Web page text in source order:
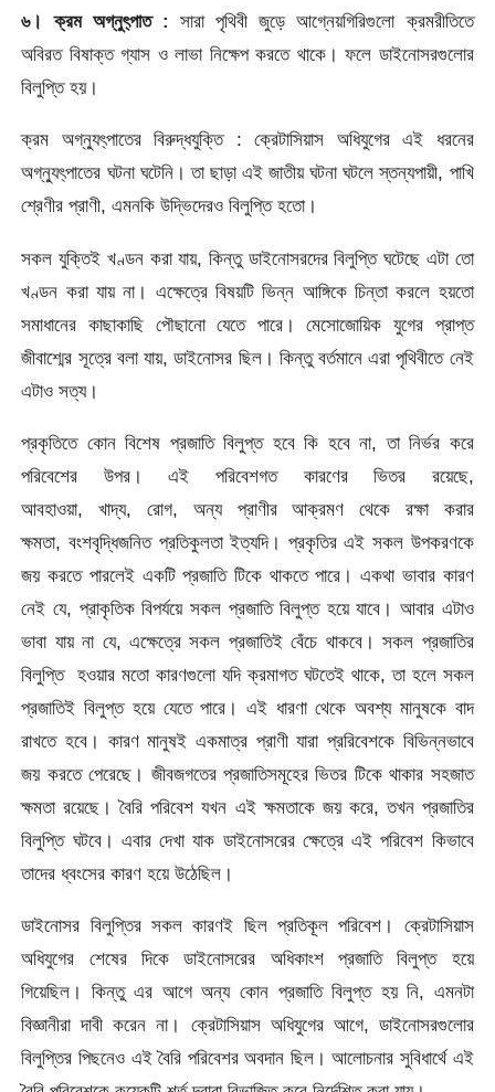
৬। ক্রম অগ্নুৎ্পাত : সারা পৃথিবী জুড়ে আগ্নেয়গিরিগুলো ক্রমরীতিতে
অবিরত বিষাক্ত গ্যাস ও লাভা নিক্ষেপ করতে থাকে। ফলে ডাইনোসরগুলোর
বিলুপ্তি হয়।
ক্রম অগ্ন্যুৎ্পাতের বিরুদ্ধযুক্তি : ক্রেটাসিয়াস অধিযুগের এই ধরনের
অগ্ন্যুৎ্পাতের ঘটনা ঘটেনি। তা ছাড়া এই জাতীয় ঘটনা ঘটলে স্তন্যপায়ী, পাখি
শ্রেণীর প্রাণী, এমনকি উদ্ভিদেরও বিলুপ্তি হতো।
সকল যুক্তিই খণ্ডন করা যায়, কিন্তু ডাইনোসরদের বিলুপ্তি ঘটেছে এটা তো
খণ্ডন করা যায় না। এক্ষেত্রে বিষয়টি ভিন্ন আঙ্গিকে চিন্তা করলে হয়তো
সমাধানের কাছাকাছি পৌছানো যেতে পারে। মেসোজোয়িক যুগের প্রাপ্ত
জীবাশ্মের সূত্রে বলা যায়, ডাইনোসর ছিল। কিন্তু বর্তমানে এরা পৃথিবীতে নেই
এটাও সত্য।
প্রকৃতিতে কোন বিশেষ প্রজাতি বিলুপ্ত হবে কি হবে না, তা নির্ভর করে
পরিবেশের উপর। এই পরিবেশগত কারণের ভিতর রয়েছে,
আবহাওয়া, খাদ্য, রোগ, অন্য প্রাণীর আক্রমণ থেকে রক্ষা করার
ক্ষমতা, বংশবৃদ্ধিজনিত প্রতিকুলতা ইত্যদি। প্রকৃতির এই সকল উপকরণকে
জয় করতে পারলেই একটি প্রজাতি টিকে থাকতে পারে। একথা ভাবার কারণ
নেই যে, প্রাকৃতিক বিপর্যয়ে সকল প্রজাতি বিলুপ্ত হয়ে যাবে। আবার এটাও
ভাবা যায় না যে, এক্ষেত্রে সকল প্রজাতিই বেঁচে থাকবে। সকল প্রজাতির
বিলুপ্তি হওয়ার মতো কারণগুলো যদি ক্রমাগত ঘটতেই থাকে, তা হলে সকল
প্রজাতিই বিলুপ্ত হয়ে যেতে পারে। এই ধারণা থেকে অবশ্য মানুষকে বাদ
রাখতে হবে। কারণ মানুষই একমাত্র প্রাণী যারা প্ররিবেশকে বিভিন্নভাবে
জয় করতে পেরেছে। জীবজগতের প্রজাতিসমূহের ভিতর টিকে থাকার সহজাত
ক্ষমতা রয়েছে। বৈরি পরিবেশ যখন এই ক্ষমতাকে জয় করে, তখন প্রজাতির
বিলুপ্তি ঘটবে। এবার দেখা যাক ডাইনোসরের ক্ষেত্রে এই পরিবেশ কিভাবে
তাদের ধ্বংসের কারণ হয়ে উঠেছিল।
ডাইনোসর বিলুপ্তির সকল কারণই ছিল প্রতিকূল পরিবেশ। ক্রেটাসিয়াস
অধিযুগের শেষের দিকে ডাইনোসরের অধিকাংশ প্রজাতি বিলুপ্ত হয়ে
গিয়েছিল। কিন্তু এর আগে অন্য কোন প্রজাতি বিলুপ্ত হয় নি, এমনটা
বিজ্ঞানীরা দাবী করেন না। ক্রেটাসিয়াস অধিযুগের আগে, ডাইনোসরগুলোর
বিলুপ্তির পিছনেও এই বৈরি পরিবেশর অবদান ছিল। আলোচনার সুবিধার্থে এই